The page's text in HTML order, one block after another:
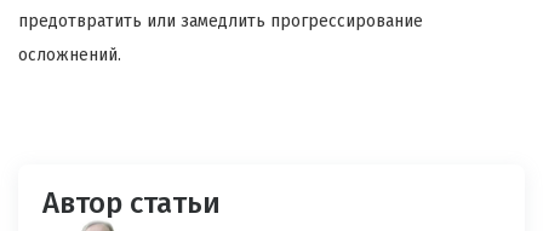
предотвратить или замедлить прогрессирование
осложнений.
Автор статьи